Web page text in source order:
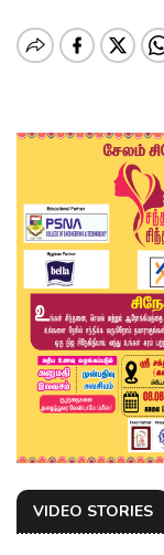
VIDEO STORIES